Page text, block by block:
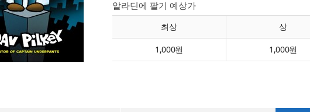
알라딘에 팔기 예상가
최상 상
1,000원 1,000원